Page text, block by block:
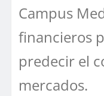
Campus
financieros
predecir el
mercados.